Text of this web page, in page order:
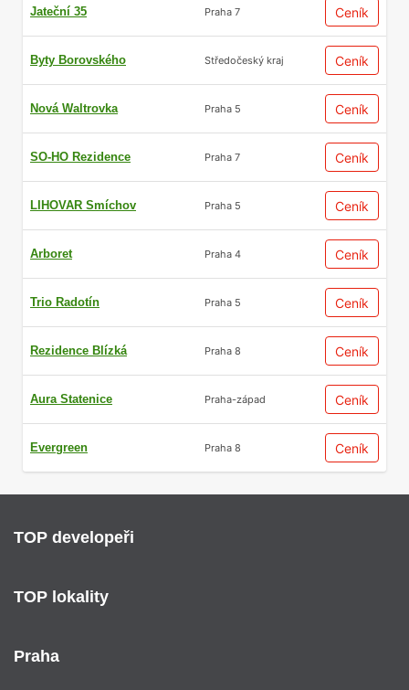
Jateční 35 Praha 7 Ceník
Byty Borovského Středočeský kraj Ceník
Nová Waltrovka Praha 5 Ceník
SO-HO Rezidence Praha 7 Ceník
LIHOVAR Smíchov Praha 5 Ceník
Arboret Praha 4 Ceník
Trio Radotín Praha 5 Ceník
Rezidence Blízká Praha 8 Ceník
Aura Statenice Praha-západ Ceník
Evergreen Praha 8 Ceník
TOP developeři
TOP lokality
Praha